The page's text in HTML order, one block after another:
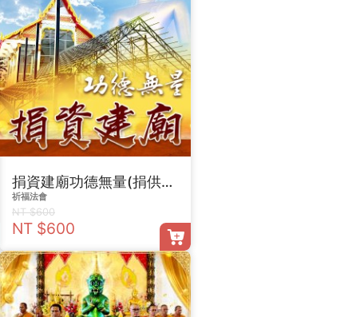
捐資建廟功德無量(捐供金600)
祈福法會
NT $600
NT $600